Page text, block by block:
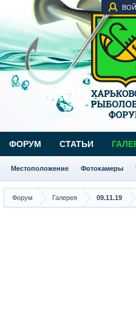
Форум Галерея 09.11.19
ФОРУМ СТАТЬИ
Местоположение Фотокамеры